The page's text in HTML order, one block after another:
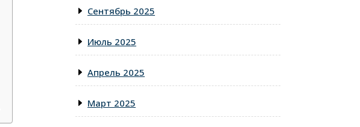
Сентябрь 2025
Июль 2025
Апрель 2025
Март 2025